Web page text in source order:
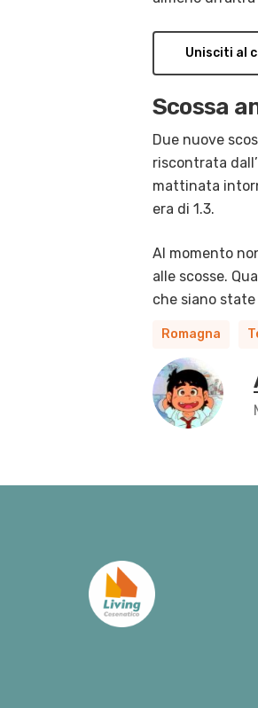
Unisciti al
Scossa
Due nuove
riscontrata
mattinata
era di 1.3.
Al momento
alle scosse.
che siano
Romagna